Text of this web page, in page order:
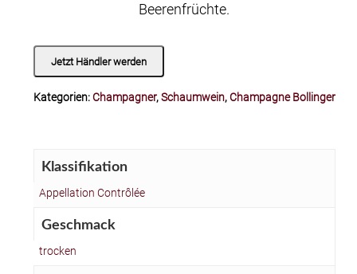
Beerenfrüchte.
Jetzt Händler werden
Kategorien:Champagner,Schaumwein,Champagne Bollinger
Klassifikation
Appellation Contrôlée
Geschmack
trocken